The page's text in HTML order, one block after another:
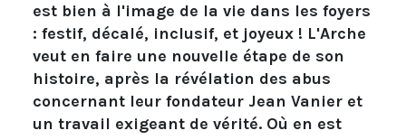
est bien à l'image de la vie dans les foyers
: festif, décalé, inclusif, et joyeux ! L'Arche
veut en faire une nouvelle étape de son
histoire, après la révélation des abus
concernant leur fondateur Jean Vanier et
un travail exigeant de vérité. Où en est